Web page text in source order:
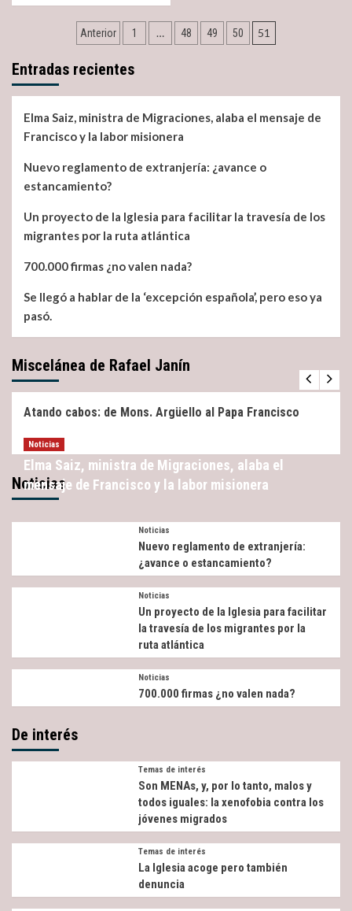
Jornada
Mundial
Migrante
Refugiado
Navegación
de
Anterior 1 … 48 49 50 51
Entradas recientes
Elma Saiz, ministra de Migraciones, alaba el mensaje de
Francisco y la labor misionera
Nuevo reglamento de extranjería: ¿avance o
estancamiento?
Un proyecto de la Iglesia para facilitar la travesía de los
migrantes por la ruta atlántica
700.000 firmas ¿no valen nada?
Se llegó a hablar de la ‘excepción española’, pero eso ya
pasó.
Miscelánea de Rafael Janín
Miscelánea Noticias
Atando cabos: de Mons. Argüello al Papa Francisco
Noticias
Noticias
Elma Saiz, ministra de Migraciones, alaba el
mensaje de Francisco y la labor misionera
Noticias
Nuevo reglamento de extranjería:
¿avance o estancamiento?
Noticias
Un proyecto de la Iglesia para facilitar
la travesía de los migrantes por la
ruta atlántica
Noticias
700.000 firmas ¿no valen nada?
De interés
Temas de interés
Son MENAs, y, por lo tanto, malos y
todos iguales: la xenofobia contra los
jóvenes migrados
Temas de interés
La Iglesia acoge pero también
denuncia